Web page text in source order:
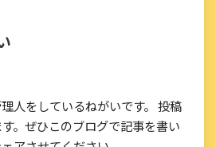
人をしているねがいです。 投稿
。ぜひこのブログで記事を書い